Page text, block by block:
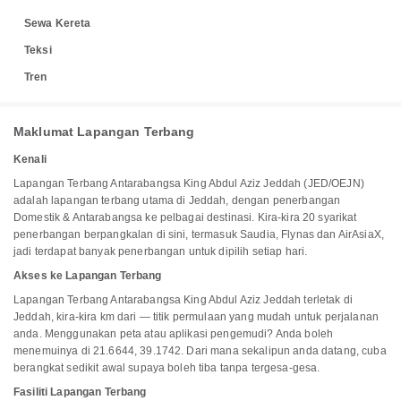
Sewa Kereta
Teksi
Tren
Maklumat Lapangan Terbang
Kenali
Lapangan Terbang Antarabangsa King Abdul Aziz Jeddah (JED/OEJN)
adalah lapangan terbang utama di Jeddah, dengan penerbangan
Domestik & Antarabangsa ke pelbagai destinasi. Kira-kira 20 syarikat
penerbangan berpangkalan di sini, termasuk Saudia, Flynas dan AirAsiaX,
jadi terdapat banyak penerbangan untuk dipilih setiap hari.
Akses ke Lapangan Terbang
Lapangan Terbang Antarabangsa King Abdul Aziz Jeddah terletak di
Jeddah, kira-kira km dari — titik permulaan yang mudah untuk perjalanan
anda. Menggunakan peta atau aplikasi pengemudi? Anda boleh
menemuinya di 21.6644, 39.1742. Dari mana sekalipun anda datang, cuba
berangkat sedikit awal supaya boleh tiba tanpa tergesa-gesa.
Fasiliti Lapangan Terbang